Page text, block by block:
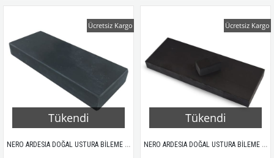
Tükendi
NERO ARDESIA DOĞAL USTURA BİLEME TAŞI 10.000 KUM
Ücretsiz Kargo
Tükendi
NERO ARDESIA DOĞAL USTURA BİLEME TAŞI XL 10.000 KUM + BOUT
Ücretsiz Kargo